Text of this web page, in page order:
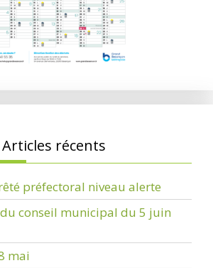
Articles récents
préfectoral niveau alerte
conseil municipal du 5 juin
mai